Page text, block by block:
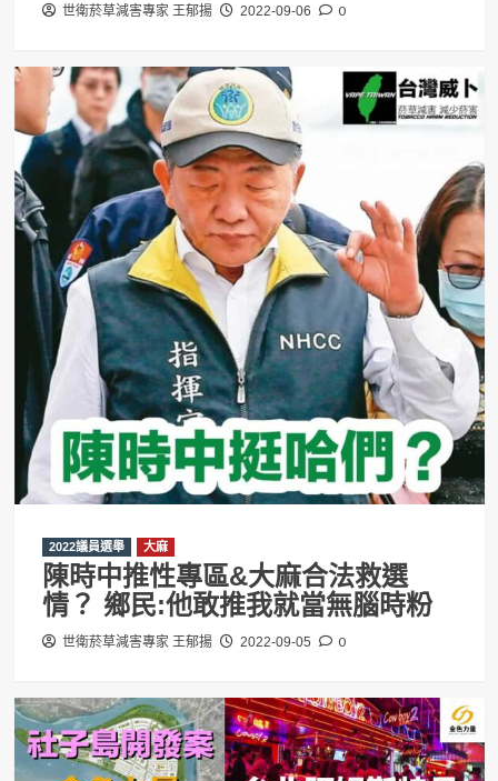
世衛菸草減害專家 王郁揚 2022-09-06 0
2022議員選舉 大麻
陳時中推性專區&大麻合法救選
情？ 鄉民:他敢推我就當無腦時粉
世衛菸草減害專家 王郁揚 2022-09-05 0